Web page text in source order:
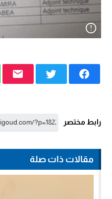
رابط مختصر
مقالات ذات صلة